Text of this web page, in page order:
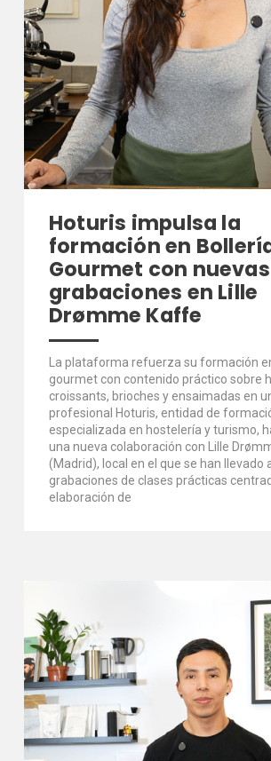
Hoturis impulsa la
formación en
Gourmet con nuevas
grabaciones en Lille
Drømme Kaffe
La plataforma refuerza su formación
gourmet con contenido práctico sobre
croissants, brioches y ensaimadas en
profesional Hoturis, entidad de
especializada en hostelería y turismo,
una nueva colaboración con Lille
(Madrid), local en el que se han llevado
grabaciones de clases prácticas
elaboración de